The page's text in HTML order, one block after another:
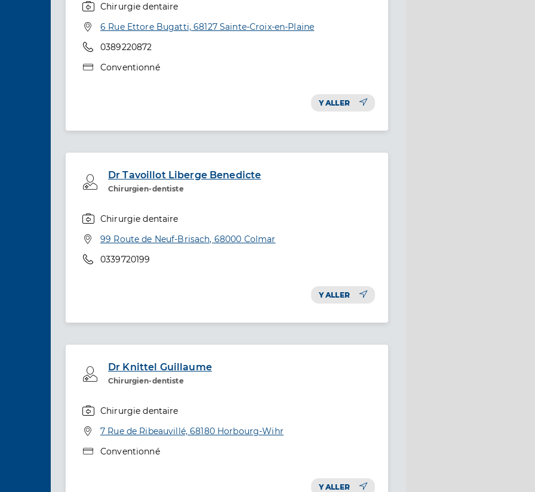
Chirurgie dentaire
Adresse
6 Rue Ettore Bugatti, 68127 Sainte-Croix-en-Plaine
Téléphone
0389220872
Type de convention
Conventionné
Y ALLER
Dr Tavoillot Liberge Benedicte
Chirurgien-dentiste
Professionel de santé
Chirurgie dentaire
Adresse
99 Route de Neuf-Brisach, 68000 Colmar
Téléphone
0339720199
Y ALLER
Dr Knittel Guillaume
Chirurgien-dentiste
Professionel de santé
Chirurgie dentaire
Adresse
7 Rue de Ribeauvillé, 68180 Horbourg-Wihr
Type de convention
Conventionné
Y ALLER